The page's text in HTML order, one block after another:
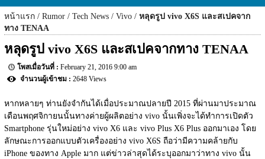
หน้าแรก Rumor Tech News Vivo
หลุดรูป vivo X6S และสเปคจาก
ทาง TENAA
หลุดรูป vivo X6S และสเปคจากทาง TENAA
February 21, 2016 9:00 am
2648 Views
หากหลายๆ ท่านยังจำกันได้เมื่อประมาณปลายปี 2015 ที่ผ่านมาประมาณ
เดือนพฤศจิกายนนั้นทางค่ายผู้ผลิตอย่าง vivo นั้นเพิ่งจะได้ทำการเปิดตัว
Smartphone รุ่นใหม่อย่าง vivo X6 และ vivo Plus X6 Plus ออกมาเอง โดย
ลักษณะการออกแบบตัวเครื่องอย่าง vivo X6S ถือว่ามีความคล้ายกับ
iPhone ของทาง Apple มาก แต่ข่าวล่าสุดได้ระบุออกมาว่าทาง vivo นั้น